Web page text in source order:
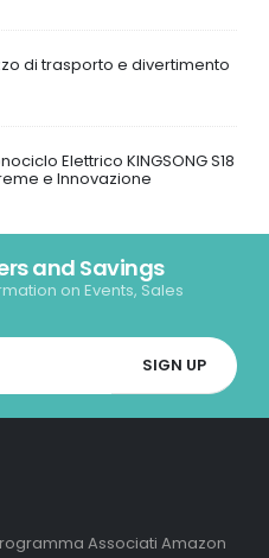
di trasporto e divertimento
Elettrico KINGSONG S18
e Innovazione
and Savings
on Events, Sales
Associati Amazon